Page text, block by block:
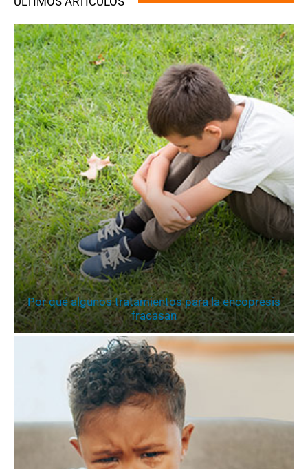
Por qué algunos tratamientos para la encopresis
fracasan